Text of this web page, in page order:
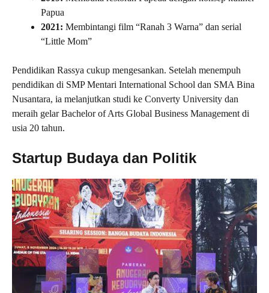
Papua
2021: Membintangi film “Ranah 3 Warna” dan serial
“Little Mom”
Pendidikan Rassya cukup mengesankan. Setelah menempuh
pendidikan di SMP Mentari International School dan SMA Bina
Nusantara, ia melanjutkan studi ke Converty University dan
meraih gelar Bachelor of Arts Global Business Management di
usia 20 tahun.
Startup Budaya dan Politik